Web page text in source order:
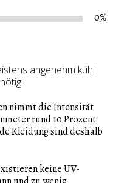
0%
angenehm kühl
nimmt die Intensität
rund 10 Prozent
Kleidung sind deshalb
keine UV-